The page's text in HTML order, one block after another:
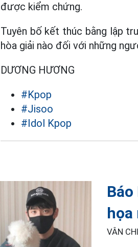
được kiểm chứng.
Tuyên bố kết thúc bằng lập
hòa giải nào đối với những
DƯƠNG HƯƠNG
#Kpop
#Jisoo
#Idol Kpop
họa
VÂN